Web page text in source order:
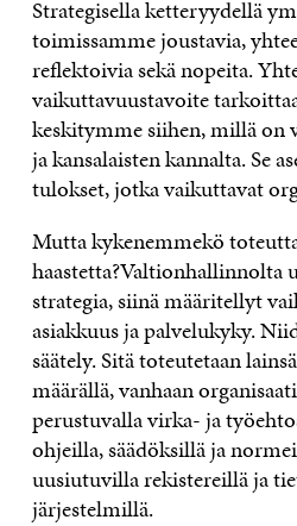
Strategisella ketteryydellä
toimissamme joustavia,
reflektoivia sekä nopeita.
vaikuttavuustavoite
keskitymme siihen, millä on
ja kansalaisten kannalta. Se
tulokset, jotka vaikuttavat
Mutta kykenemmekö
haastetta?Valtionhallinnolta
strategia, siinä määritellyt
asiakkuus ja palvelukyky.
säätely. Sitä toteutetaan
määrällä, vanhaan
perustuvalla virka- ja
ohjeilla, säädöksillä ja
uusiutuvilla rekistereillä ja
järjestelmillä.